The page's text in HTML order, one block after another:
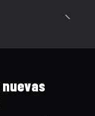
nuevas